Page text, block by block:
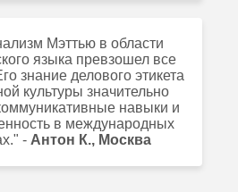
Мэттью в области
языка превзошел все
знание делового этикета
культуры значительно
навыки и
в международных
- Антон К., Москва